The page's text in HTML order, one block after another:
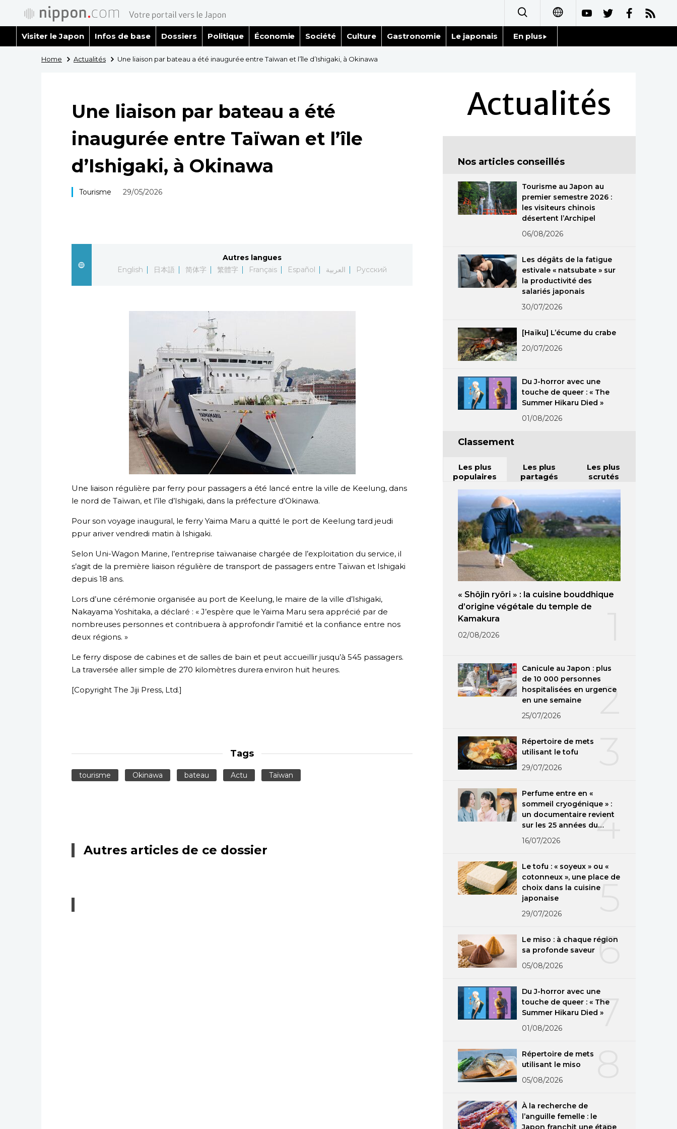
简体字
繁體字
العربية
Русский
Visiter le Japon Infos de base Dossiers Politique Économie Société Culture Gastronomie Le japonais En plus
Personnages
Chroniques
Images
Vidéos
Tokyo
Home Actualités Une liaison par bateau a été inaugurée entre Taïwan et l’île d’Ishigaki, à Okinawa
Une liaison par bateau a été
inaugurée entre Taïwan et l’île
d’Ishigaki, à Okinawa
Tourisme 29/05/2026
Autres langues
English
日本語 简体字 繁體字 Français Español العربية Русский
Une liaison régulière par ferry pour passagers a été lancé entre la ville de Keelung, dans
le nord de Taïwan, et l’île d’Ishigaki, dans la préfecture d’Okinawa.
Pour son voyage inaugural, le ferry Yaima Maru a quitté le port de Keelung tard jeudi
ppur ariver vendredi matin à Ishigaki.
Selon Uni-Wagon Marine, l’entreprise taïwanaise chargée de l’exploitation du service, il
s’agit de la première liaison régulière de transport de passagers entre Taïwan et Ishigaki
depuis 18 ans.
Lors d’une cérémonie organisée au port de Keelung, le maire de la ville d’Ishigaki,
Nakayama Yoshitaka, a déclaré : « J’espère que le Yaima Maru sera apprécié par de
nombreuses personnes et contribuera à approfondir l’amitié et la confiance entre nos
deux régions. »
Le ferry dispose de cabines et de salles de bain et peut accueillir jusqu’à 545 passagers.
La traversée aller simple de 270 kilomètres durera environ huit heures.
[Copyright The Jiji Press, Ltd.]
Tags
tourisme Okinawa bateau Actu Taïwan
Autres articles de ce dossier
Actualités
Nos articles conseillés
Tourisme au Japon au
premier semestre 2026 :
les visiteurs chinois
désertent l’Archipel
06/08/2026
Les dégâts de la fatigue
estivale « natsubate » sur
la productivité des
salariés japonais
30/07/2026
[Haïku] L’écume du crabe
20/07/2026
Du J-horror avec une
touche de queer : « The
Summer Hikaru Died »
01/08/2026
Classement
Les plus
populaires
Les plus
partagés
Les plus
scrutés
« Shôjin ryôri » : la cuisine bouddhique
d’origine végétale du temple de
Kamakura
02/08/2026
2
Canicule au Japon : plus
de 10 000 personnes
hospitalisées en urgence
en une semaine
25/07/2026
Répertoire de mets
utilisant le tofu
29/07/2026
4
Perfume entre en «
sommeil cryogénique » :
un documentaire revient
sur les 25 années du
groupe
16/07/2026
5
Le tofu : « soyeux » ou «
cotonneux », une place de
choix dans la cuisine
japonaise
29/07/2026
6
Le miso : à chaque région
sa profonde saveur
05/08/2026
7
Du J-horror avec une
touche de queer : « The
Summer Hikaru Died »
01/08/2026
Répertoire de mets
utilisant le miso
05/08/2026
À la recherche de
l’anguille femelle : le
Japon franchit une étape